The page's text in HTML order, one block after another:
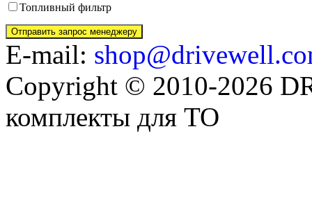
Топливный фильтр
E-mail:
Copyright © 2010-2026
комплекты для ТО